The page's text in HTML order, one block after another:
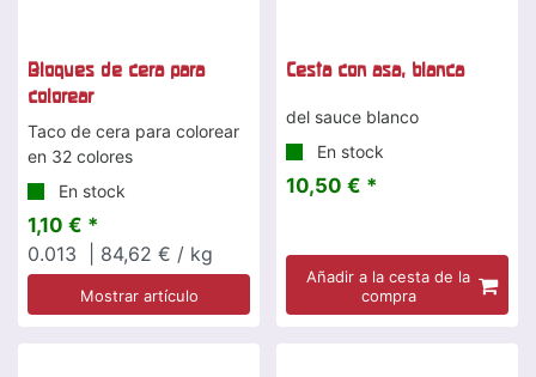
Bloques de cera para
colorear
Taco de cera para colorear
en 32 colores
En stock
1,10 € *
0.013
| 84,62 € / kg
Mostrar artículo
Cesta con asa, blanca
del sauce blanco
En stock
10,50 € *
Añadir a la cesta de la
compra